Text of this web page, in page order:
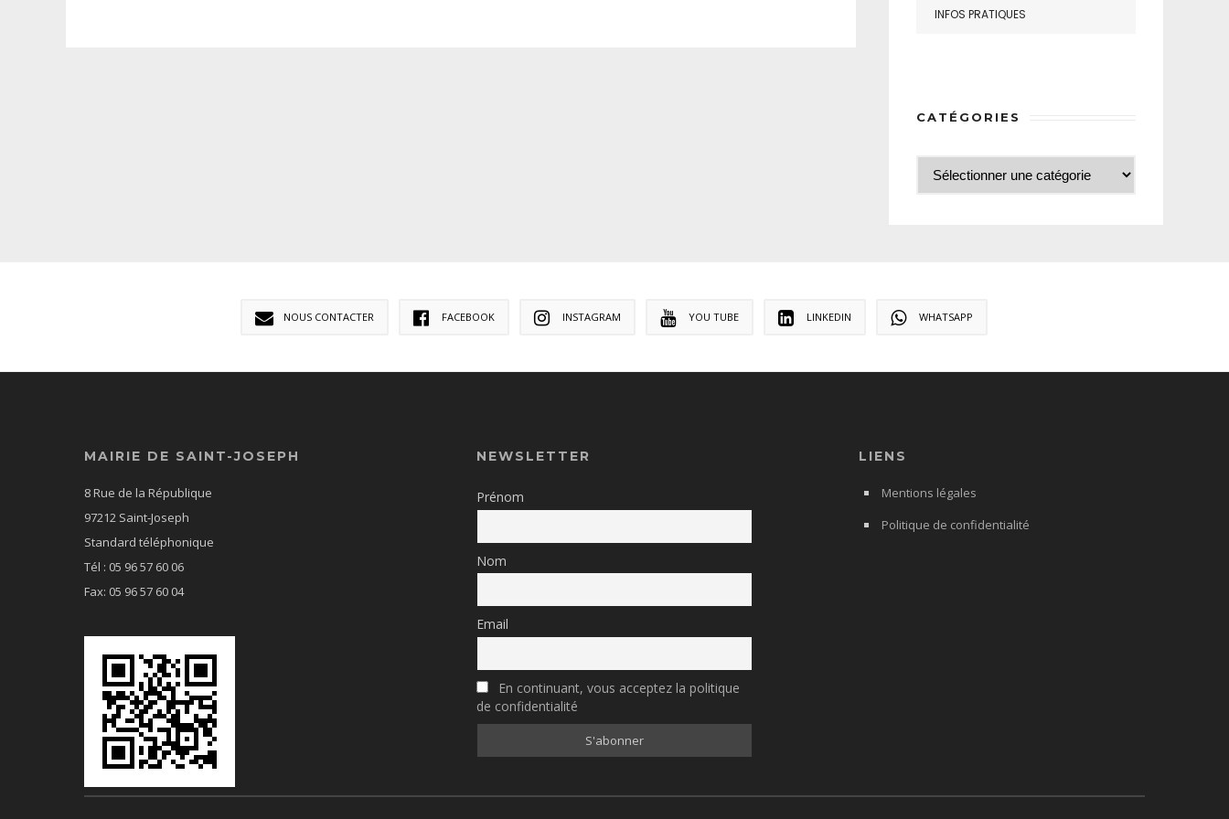
INFOS PRATIQUES
CATÉGORIES
NOUS CONTACTER FACEBOOK INSTAGRAM YOU TUBE LINKEDIN WHATSAPP
MAIRIE DE SAINT-JOSEPH
8 Rue de la République
97212 Saint-Joseph
Standard téléphonique
Tél : 05 96 57 60 06
Fax: 05 96 57 60 04
NEWSLETTER
Prénom
Nom
Email
En continuant, vous acceptez la politique
de confidentialité
LIENS
Mentions légales
Politique de confidentialité